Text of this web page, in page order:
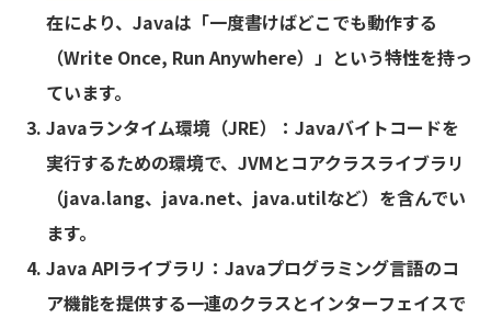
在により、Javaは「一度書けばどこでも動作する
（Write Once, Run Anywhere）」という特性を持っ
ています。
Javaランタイム環境（JRE）
：Javaバイトコードを
実行するための環境で、JVMとコアクラスライブラリ
（java.lang、java.net、java.utilなど）を含んでい
ます。
Java APIライブラリ ：Javaプログラミング言語のコ
ア機能を提供する一連のクラスとインターフェイスで